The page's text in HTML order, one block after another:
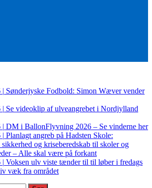
| Sønderjyske Fodbold: Simon Wæver vender
| Se videoklip af ulveangrebet i Nordjylland
| DM i BallonFlyvning 2026 – Se vinderne her
| Planlagt angreb på Hadsten Skole:
og kriseberedskab til skoler og
– Alle skal være på forkant
| Voksen ulv viste tænder til til løber i fredags
væk fra området